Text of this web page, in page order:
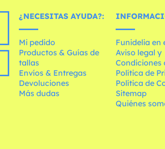
¿NECESITAS AYUDA?:
Mi pedido
Productos & Guías de
tallas
Envíos & Entregas
Devoluciones
Más dudas
Funidelia en
Aviso legal y
Condiciones
Política de
Política de
Sitemap
Quiénes